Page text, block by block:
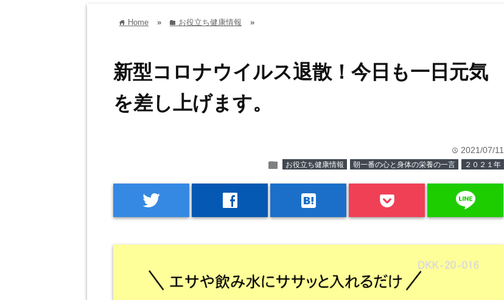
home Home » folder お役立ち健康情報 »
新型コロナウイルス退散！今日も一日元気
を差し上げます。
time 2021/07/11
folder お役立ち健康情報 朝一番の心と身体の栄養の一言 ２０２１年
twitter facebook hatenabookmark line